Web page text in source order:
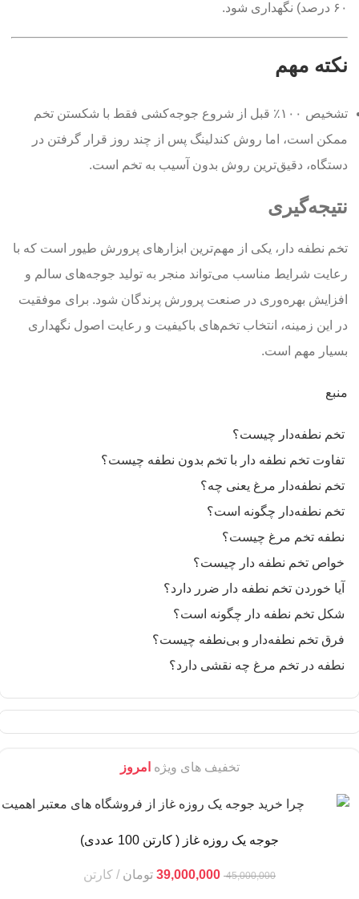
۶۰ درصد) نگهداری شود.
نکته مهم
تشخیص ۱۰۰٪ قبل از شروع جوجه‌کشی فقط با شکستن تخم
ممکن است، اما روش کندلینگ پس از چند روز قرار گرفتن در
دستگاه، دقیق‌ترین روش بدون آسیب به تخم است.
نتیجه‌گیری
تخم نطفه دار، یکی از مهم‌ترین ابزارهای پرورش طیور است که با
رعایت شرایط مناسب می‌تواند منجر به تولید جوجه‌های سالم و
افزایش بهره‌وری در صنعت پرورش پرندگان شود. برای موفقیت
در این زمینه، انتخاب تخم‌های باکیفیت و رعایت اصول نگهداری
بسیار مهم است.
منبع
تخم نطفه‌دار چیست؟
تفاوت تخم نطفه دار با تخم بدون نطفه چیست؟
تخم نطفه‌دار مرغ یعنی چه؟
تخم نطفه‌دار چگونه است؟
نطفه تخم مرغ چیست؟
خواص تخم نطفه دار چیست؟
آیا خوردن تخم نطفه دار ضرر دارد؟
شکل تخم نطفه دار چگونه است؟
فرق تخم نطفه‌دار و بی‌نطفه چیست؟
نطفه در تخم مرغ چه نقشی دارد؟
تخفیف های ویژه امروز
جوجه یک روزه غاز ( کارتن 100 عددی)
45,000,000
39,000,000 تومان کارتن